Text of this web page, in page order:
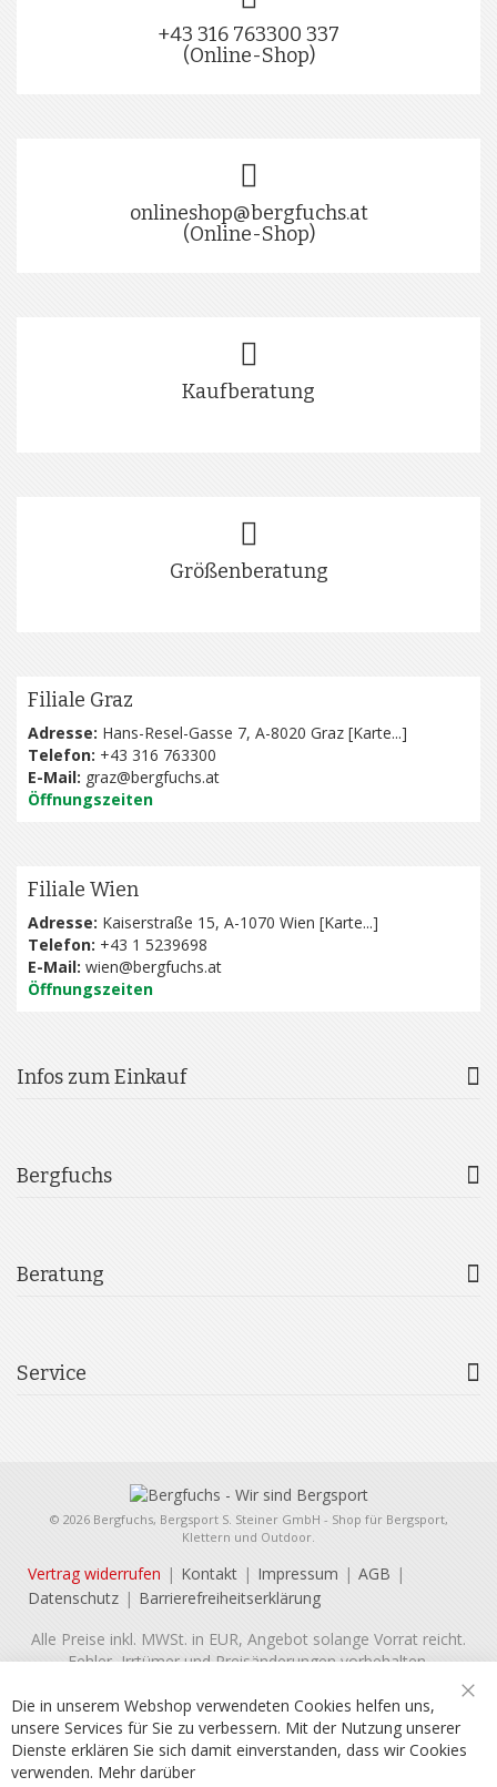
+43 316 763300 337
(Online-Shop)
onlineshop@bergfuchs.at
(Online-Shop)
Kaufberatung
Größenberatung
Filiale Graz
Adresse: Hans-Resel-Gasse 7, A-8020 Graz [Karte...]
Telefon: +43 316 763300
E-Mail: graz@bergfuchs.at
Öffnungszeiten
Filiale Wien
Adresse: Kaiserstraße 15, A-1070 Wien [Karte...]
Telefon: +43 1 5239698
E-Mail: wien@bergfuchs.at
Öffnungszeiten
Infos zum Einkauf
Bergfuchs
Beratung
Service
© 2026 Bergfuchs, Bergsport S. Steiner GmbH - Shop für Bergsport,
Klettern und Outdoor.
Vertrag widerrufen Kontakt Impressum
AGB
Datenschutz
Barrierefreiheitserklärung
Alle Preise inkl. MWSt. in EUR, Angebot solange Vorrat reicht.
Fehler, Irrtümer und Preisänderungen vorbehalten.
Die in unserem Webshop verwendeten Cookies helfen uns,
unsere Services für Sie zu verbessern. Mit der Nutzung unserer
Dienste erklären Sie sich damit einverstanden, dass wir Cookies
verwenden. Mehr darüber